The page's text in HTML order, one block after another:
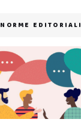
NORME EDITORIALI